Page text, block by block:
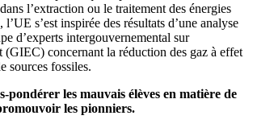
l’extraction ou le traitement des énergies
s’est inspirée des résultats d’une analyse
d’experts intergouvernemental sur
(GIEC) concernant la réduction des gaz à effet
sources fossiles.
pondérer les mauvais élèves en matière de
les pionniers.